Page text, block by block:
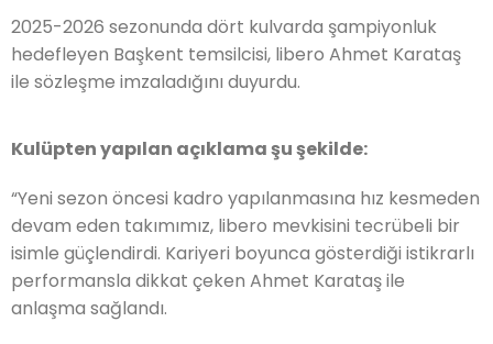
2025-2026 sezonunda dört kulvarda şampiyonluk
hedefleyen Başkent temsilcisi, libero Ahmet Karataş
ile sözleşme imzaladığını duyurdu.
Kulüpten yapılan açıklama şu şekilde:
“Yeni sezon öncesi kadro yapılanmasına hız kesmeden
devam eden takımımız, libero mevkisini tecrübeli bir
isimle güçlendirdi. Kariyeri boyunca gösterdiği istikrarlı
performansla dikkat çeken Ahmet Karataş ile
anlaşma sağlandı.